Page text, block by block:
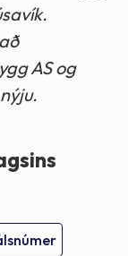
AS og